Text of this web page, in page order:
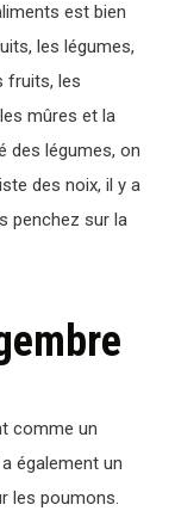
est bien
les légumes,
fruits, les
mûres et la
des légumes, on
des noix, il y a
penchez sur la
comme un
également un
les poumons.